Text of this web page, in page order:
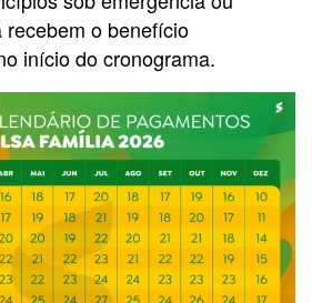
o benefício
início do cronograma.